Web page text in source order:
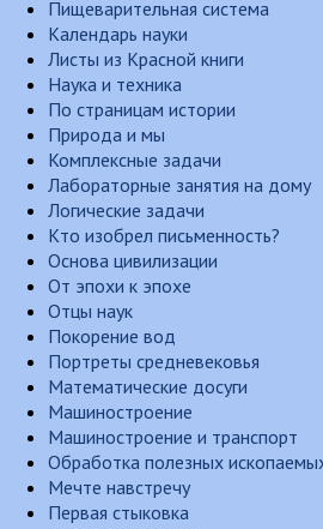
Пищеварительная система
Календарь науки
Листы из Красной книги
Наука и техника
По страницам истории
Природа и мы
Комплексные задачи
Лабораторные занятия на дому
Логические задачи
Кто изобрел письменность?
Основа цивилизации
От эпохи к эпохе
Отцы наук
Покорение вод
Портреты средневековья
Математические досуги
Машиностроение
Машиностроение и транспорт
Обработка полезных
Мечте навстречу
Первая стыковка